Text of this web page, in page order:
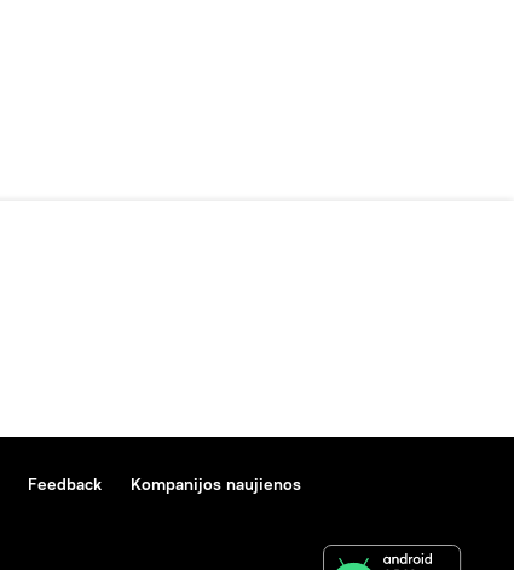
Feedback Kompanijos naujienos